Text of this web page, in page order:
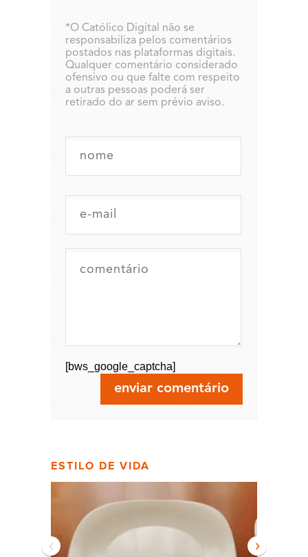
*O Católico Digital não se
responsabiliza pelos comentários
postados nas plataformas digitais.
Qualquer comentário considerado
ofensivo ou que falte com respeito
a outras pessoas poderá ser
retirado do ar sem prévio aviso.
[bws_google_captcha]
ESTILO DE VIDA
‹ ›